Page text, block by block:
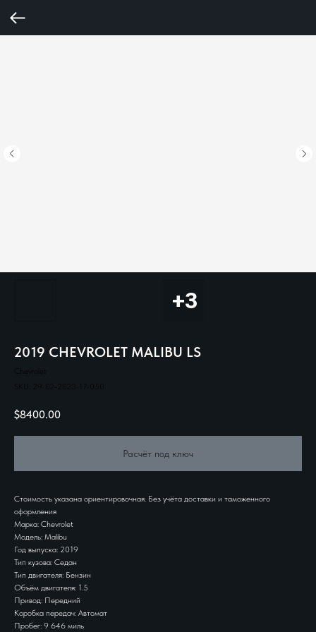
2019 CHEVROLET MALIBU LS
Chevrolet
SKU:
$8400.00
Расчёт под ключ
Стоимость указана ориентировочная. Без учёта доставки и таможенного
оформления
Марка: Chevrolet
Модель: Malibu
Год выпуска: 2019
Тип кузова: Седан
Тип двигателя: Бензин
Объём двигателя: 1.5
Привод: Передний
Коробка передач: Автомат
Пробег: 9 646 миль